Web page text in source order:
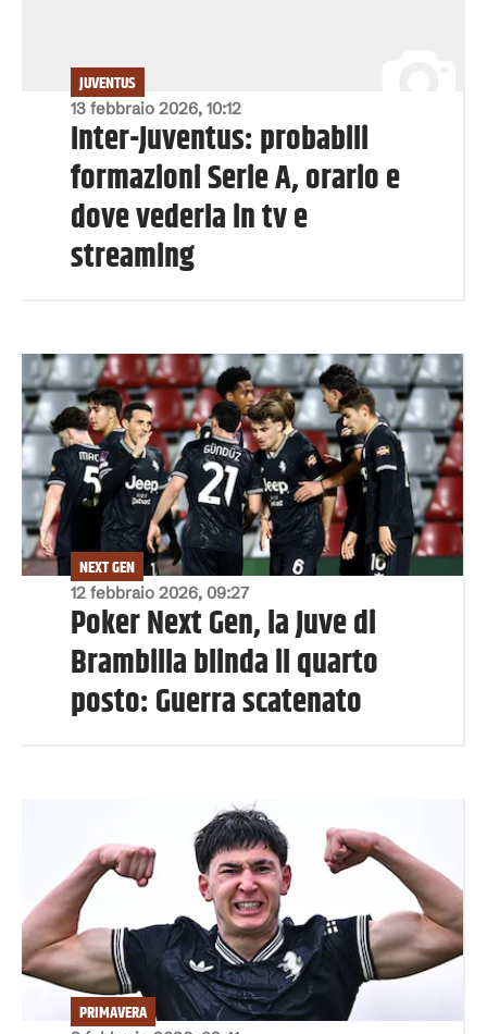
13 febbraio 2026, 10:12
JUVENTUS
Inter-Juventus: probabili
formazioni Serie A, orario e
dove vederla in tv e
streaming
12 febbraio 2026, 09:27
NEXT GEN
Poker Next Gen, la Juve di
Brambilla blinda il quarto
posto: Guerra scatenato
PRIMAVERA